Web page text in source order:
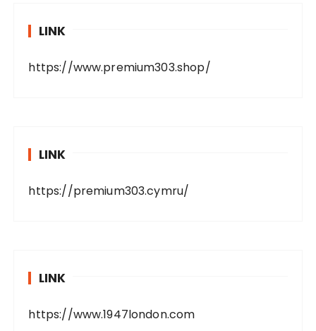
LINK
https://www.premium303.shop/
LINK
https://premium303.cymru/
LINK
https://www.1947london.com